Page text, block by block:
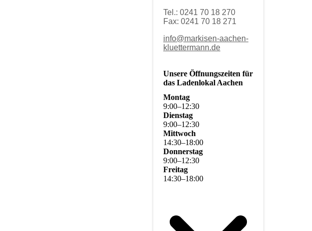
Tel.: 0241 70 18 270
Fax: 0241 70 18 271
info@markisen-aachen-
kluettermann.de
Unsere Öffnungszeiten für
das Ladenlokal Aachen
Montag
9:00–12:30
Dienstag
9:00–12:30
Mittwoch
14:30–18:00
Donnerstag
9:00–12:30
Freitag
14:30–18:00